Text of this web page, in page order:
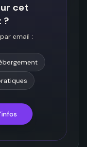
cet
?
email :